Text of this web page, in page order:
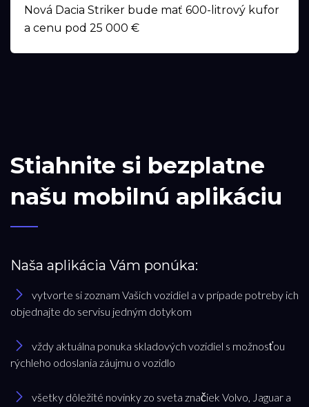
Nová Dacia Striker bude mať 600-litrový kufor
a cenu pod 25 000 €
Stiahnite si bezplatne
našu mobilnú aplikáciu
Naša aplikácia Vám ponúka:
vytvorte si zoznam Vašich vozidiel a v prípade potreby ich
objednajte do servisu jedným dotykom
vždy aktuálna ponuka skladových vozidiel s možnosťou
rýchleho odoslania záujmu o vozidlo
všetky dôležité novinky zo sveta značiek Volvo, Jaguar a